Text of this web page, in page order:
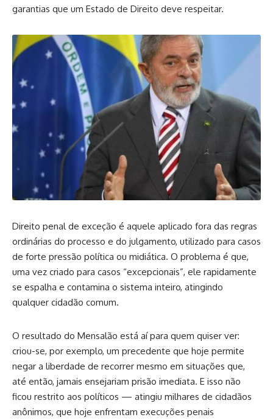
garantias que um Estado de Direito deve respeitar.
Direito penal de exceção é aquele aplicado fora das regras
ordinárias do processo e do julgamento, utilizado para casos
de forte pressão política ou midiática. O problema é que,
uma vez criado para casos “excepcionais”, ele rapidamente
se espalha e contamina o sistema inteiro, atingindo
qualquer cidadão comum.
O resultado do Mensalão está aí para quem quiser ver:
criou-se, por exemplo, um precedente que hoje permite
negar a liberdade de recorrer mesmo em situações que,
até então, jamais ensejariam prisão imediata. E isso não
ficou restrito aos políticos — atingiu milhares de cidadãos
anônimos, que hoje enfrentam execuções penais